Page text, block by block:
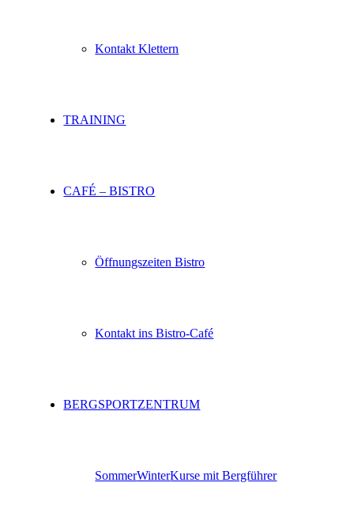
Kontakt Klettern
TRAINING
CAFÉ – BISTRO
Öffnungszeiten Bistro
Kontakt ins Bistro-Café
BERGSPORTZENTRUM
SommerWinterKurse mit Bergführer